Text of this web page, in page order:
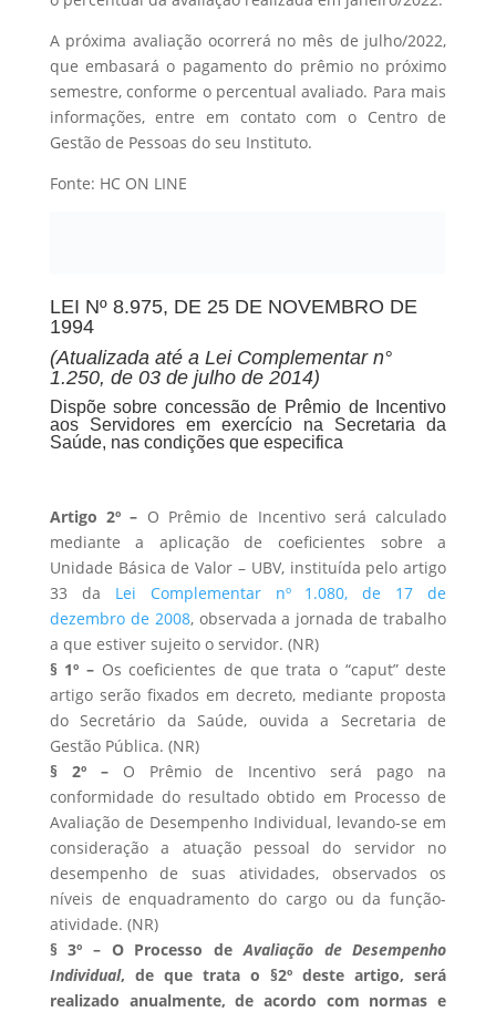
A próxima avaliação ocorrerá no mês de julho/2022,
que embasará o pagamento do prêmio no próximo
semestre, conforme o percentual avaliado. Para mais
informações, entre em contato com o Centro de
Gestão de Pessoas do seu Instituto.
Fonte: HC ON LINE
LEI Nº 8.975, DE 25 DE NOVEMBRO DE
1994
(Atualizada até a Lei Complementar n°
1.250, de 03 de julho de 2014)
Dispõe sobre concessão de Prêmio de Incentivo
aos Servidores em exercício na Secretaria da
Saúde, nas condições que especifica
Artigo 2º – O Prêmio de Incentivo será calculado
mediante a aplicação de coeficientes sobre a
Unidade Básica de Valor – UBV, instituída pelo artigo
33 da Lei Complementar nº 1.080, de 17 de
dezembro de 2008, observada a jornada de trabalho
a que estiver sujeito o servidor. (NR)
§ 1º – Os coeficientes de que trata o “caput” deste
artigo serão fixados em decreto, mediante proposta
do Secretário da Saúde, ouvida a Secretaria de
Gestão Pública. (NR)
§ 2º –O Prêmio de Incentivo será pago na
conformidade do resultado obtido em Processo de
Avaliação de Desempenho Individual, levando-se em
consideração a atuação pessoal do servidor no
desempenho de suas atividades, observados os
níveis de enquadramento do cargo ou da função-
atividade. (NR)
§ 3º – O Processo deAvaliação de Desempenho
Individual, de que trata o §2º deste artigo, será
realizado anualmente, de acordo com normas e